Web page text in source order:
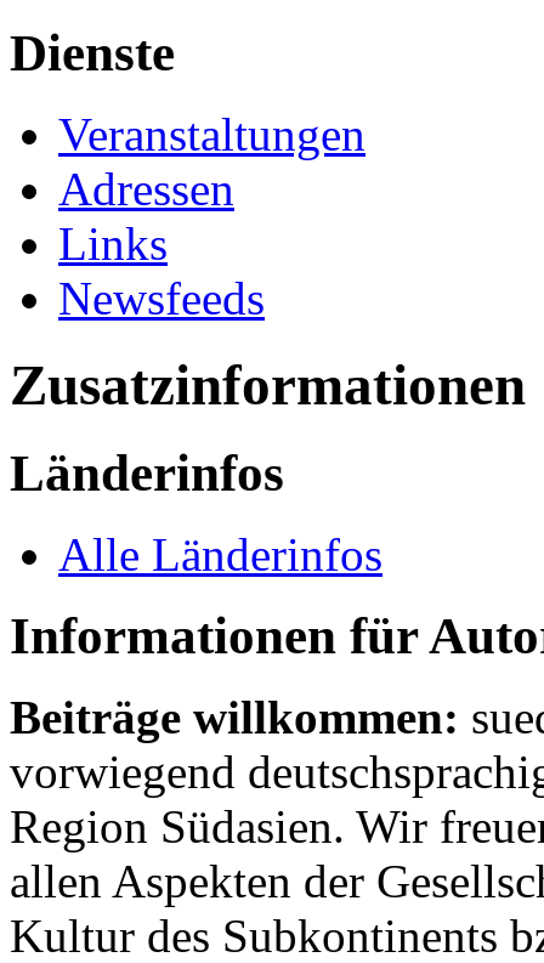
Dienste
Veranstaltungen
Adressen
Links
Newsfeeds
Zusatzinformationen
Länderinfos
Alle Länderinfos
Informationen für
Beiträge willkommen:
vorwiegend
Region Südasien. Wir
allen Aspekten der
Kultur des Subkontinents